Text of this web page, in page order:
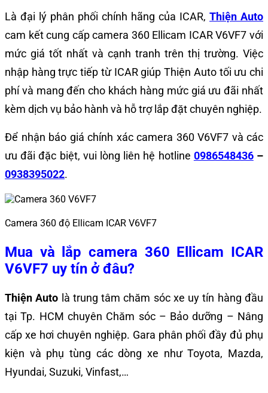
Là đại lý phân phối chính hãng của ICAR, Thiện Auto
cam kết cung cấp camera 360 Ellicam ICAR V6VF7 với
mức giá tốt nhất và cạnh tranh trên thị trường. Việc
nhập hàng trực tiếp từ ICAR giúp Thiện Auto tối ưu chi
phí và mang đến cho khách hàng mức giá ưu đãi nhất
kèm dịch vụ bảo hành và hỗ trợ lắp đặt chuyên nghiệp.
Để nhận báo giá chính xác camera 360 V6VF7 và các
ưu đãi đặc biệt, vui lòng liên hệ hotline 0986548436 –
0938395022.
Camera 360 độ Ellicam ICAR V6VF7
Mua và lắp camera 360 Ellicam ICAR
V6VF7 uy tín ở đâu?
Thiện Auto là trung tâm chăm sóc xe uy tín hàng đầu
tại Tp. HCM chuyên Chăm sóc – Bảo dưỡng – Nâng
cấp xe hơi chuyên nghiệp. Gara phân phối đầy đủ phụ
kiện và phụ tùng các dòng xe như Toyota, Mazda,
Hyundai, Suzuki, Vinfast,…